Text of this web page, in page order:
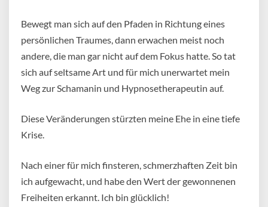
Bewegt man sich auf den Pfaden in Richtung eines
persönlichen Traumes, dann erwachen meist noch
andere, die man gar nicht auf dem Fokus hatte. So tat
sich auf seltsame Art und für mich unerwartet mein
Weg zur Schamanin und Hypnosetherapeutin auf.
Diese Veränderungen stürzten meine Ehe in eine tiefe
Krise.
Nach einer für mich finsteren, schmerzhaften Zeit bin
ich aufgewacht, und habe den Wert der gewonnenen
Freiheiten erkannt. Ich bin glücklich!